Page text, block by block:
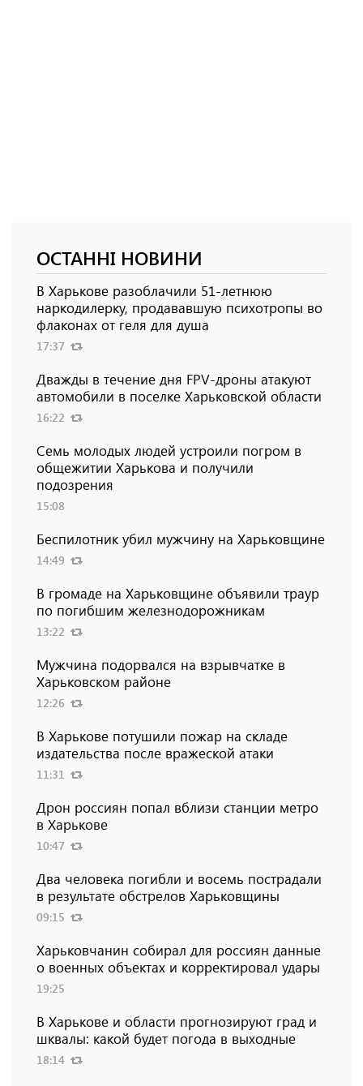
ОСТАННІ НОВИНИ
В Харькове разоблачили 51-летнюю
наркодилерку, продававшую психотропы во
флаконах от геля для душа
17:37
Дважды в течение дня FPV-дроны атакуют
автомобили в поселке Харьковской области
16:22
Семь молодых людей устроили погром в
общежитии Харькова и получили
подозрения
15:08
Беспилотник убил мужчину на Харьковщине
14:49
В громаде на Харьковщине объявили траур
по погибшим железнодорожникам
13:22
Мужчина подорвался на взрывчатке в
Харьковском районе
12:26
В Харькове потушили пожар на складе
издательства после вражеской атаки
11:31
Дрон россиян попал вблизи станции метро
в Харькове
10:47
Два человека погибли и восемь пострадали
в результате обстрелов Харьковщины
09:15
Харьковчанин собирал для россиян данные
о военных объектах и ​​корректировал удары
19:25
В Харькове и области прогнозируют град и
шквалы: какой будет погода в выходные
18:14